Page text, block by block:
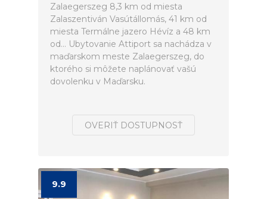
Zalaegerszeg 8,3 km od miesta
Zalaszentiván Vasútállomás, 41 km od
miesta Termálne jazero Hévíz a 48 km
od... Ubytovanie Attiport sa nachádza v
maďarskom meste Zalaegerszeg, do
ktorého si môžete naplánovať vašú
dovolenku v Maďarsku.
OVERIŤ DOSTUPNOSŤ
9.9